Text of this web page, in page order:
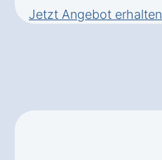
Jetzt Angebot erhalten